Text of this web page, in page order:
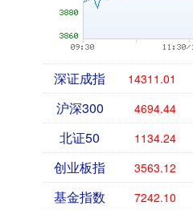
深证成指 14311.01
沪深300 4694.44
北证50 1134.24
创业板指 3563.12
基金指数 7242.10